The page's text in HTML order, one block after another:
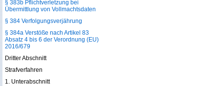
§ 383b Pflichtverletzung bei
Übermittlung von Vollmachtsdaten
§ 384 Verfolgungsverjährung
§ 384a Verstöße nach Artikel 83
Absatz 4 bis 6 der Verordnung (EU)
2016/679
Dritter Abschnitt
Strafverfahren
1. Unterabschnitt